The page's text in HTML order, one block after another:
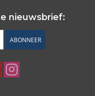
nieuwsbrief:
ABONNEER